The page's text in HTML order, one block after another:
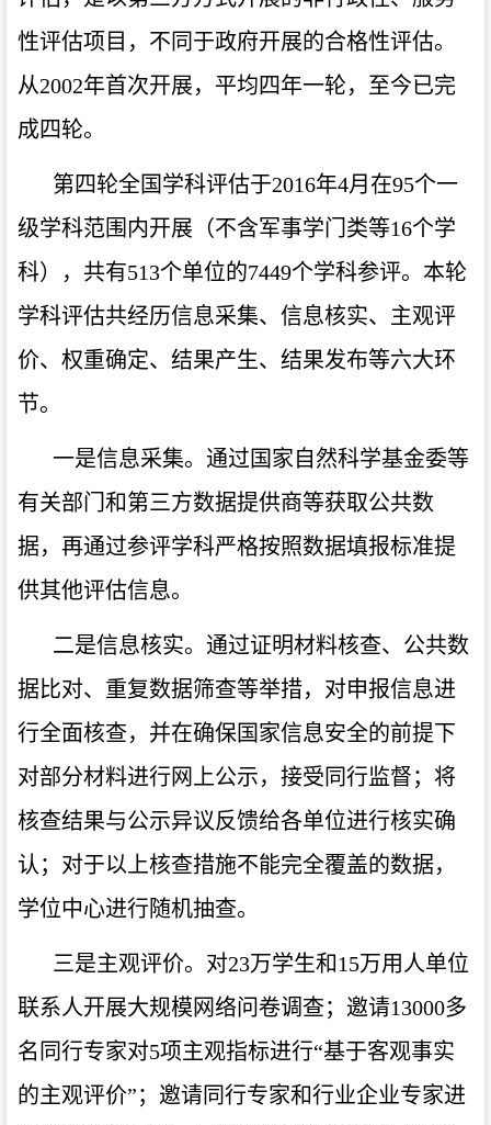
性评估项目，不同于政府开展的合格性评估。
从2002年首次开展，平均四年一轮，至今已完
成四轮。
第四轮全国学科评估于2016年4月在95个一
级学科范围内开展（不含军事学门类等16个学
科），共有513个单位的7449个学科参评。本轮
学科评估共经历信息采集、信息核实、主观评
价、权重确定、结果产生、结果发布等六大环
节。
一是信息采集。通过国家自然科学基金委等
有关部门和第三方数据提供商等获取公共数
据，再通过参评学科严格按照数据填报标准提
供其他评估信息。
二是信息核实。通过证明材料核查、公共数
据比对、重复数据筛查等举措，对申报信息进
行全面核查，并在确保国家信息安全的前提下
对部分材料进行网上公示，接受同行监督；将
核查结果与公示异议反馈给各单位进行核实确
认；对于以上核查措施不能完全覆盖的数据，
学位中心进行随机抽查。
三是主观评价。对23万学生和15万用人单位
联系人开展大规模网络问卷调查；邀请13000多
名同行专家对5项主观指标进行“基于客观事实
的主观评价”；邀请同行专家和行业企业专家进